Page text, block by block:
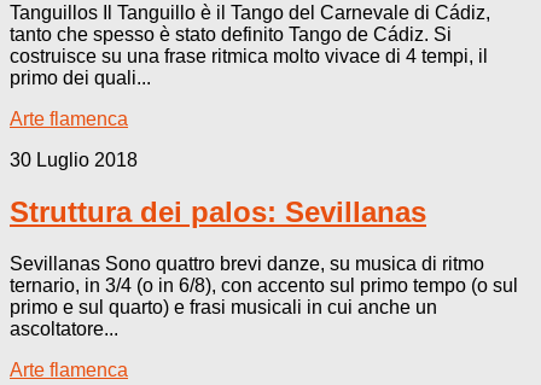
Tanguillos Il Tanguillo è il Tango del Carnevale di Cádiz,
tanto che spesso è stato definito Tango de Cádiz. Si
costruisce su una frase ritmica molto vivace di 4 tempi, il
primo dei quali...
Arte flamenca
30 Luglio 2018
Struttura dei palos: Sevillanas
Sevillanas Sono quattro brevi danze, su musica di ritmo
ternario, in 3/4 (o in 6/8), con accento sul primo tempo (o sul
primo e sul quarto) e frasi musicali in cui anche un
ascoltatore...
Arte flamenca